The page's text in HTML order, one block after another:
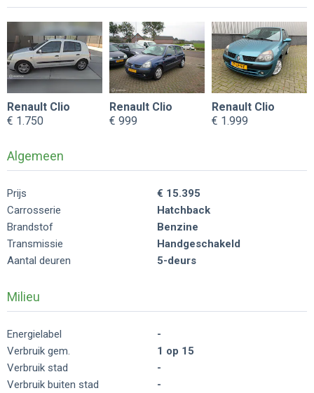
Renault Clio
€ 1.750
Renault Clio
€ 999
Renault Clio
€ 1.999
Algemeen
Prijs
€ 15.395
Carrosserie
Hatchback
Brandstof
Benzine
Transmissie
Handgeschakeld
Aantal deuren
5-deurs
Milieu
Energielabel
-
Verbruik gem.
1 op 15
Verbruik stad
-
Verbruik buiten stad
-